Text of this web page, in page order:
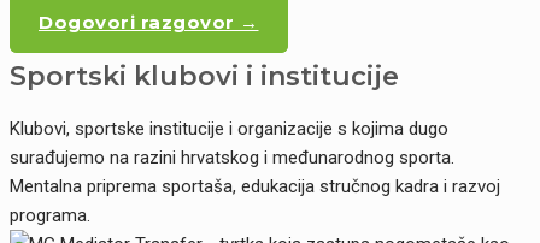
Dogovori razgovor →
Sportski klubovi i institucije
Klubovi, sportske institucije i organizacije s kojima dugo
surađujemo na razini hrvatskog i međunarodnog sporta.
Mentalna priprema sportaša, edukacija stručnog kadra i razvoj
programa.